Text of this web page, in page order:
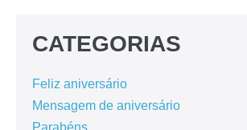
CATEGORIAS
Feliz aniversário
Mensagem de aniversário
Parabéns